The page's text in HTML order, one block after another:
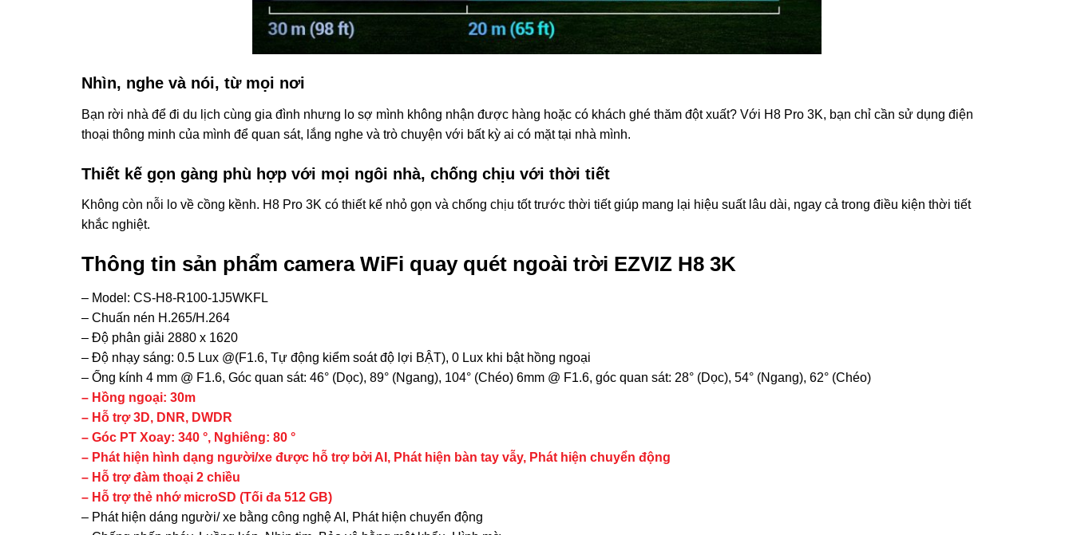
Nhìn, nghe và nói, từ mọi nơi
Bạn rời nhà để đi du lịch cùng gia đình nhưng lo sợ mình không nhận được hàng hoặc có khách ghé thăm đột xuất? Với H8 Pro 3K, bạn chỉ cần sử dụng điện
thoại thông minh của mình để quan sát, lắng nghe và trò chuyện với bất kỳ ai có mặt tại nhà mình.
Thiết kế gọn gàng phù hợp với mọi ngôi nhà, chống chịu với thời tiết
Không còn nỗi lo về cồng kềnh. H8 Pro 3K có thiết kế nhỏ gọn và chống chịu tốt trước thời tiết giúp mang lại hiệu suất lâu dài, ngay cả trong điều kiện thời tiết
khắc nghiệt.
Thông tin sản phẩm camera WiFi quay quét ngoài trời EZVIZ H8 3K
– Model: CS-H8-R100-1J5WKFL
– Chuấn nén H.265/H.264
– Độ phân giải 2880 x 1620
– Độ nhạy sáng: 0.5 Lux @(F1.6, Tự động kiểm soát độ lợi BẬT), 0 Lux khi bật hồng ngoại
– Ống kính 4 mm @ F1.6, Góc quan sát: 46° (Dọc), 89° (Ngang), 104° (Chéo) 6mm @ F1.6, góc quan sát: 28° (Dọc), 54° (Ngang), 62° (Chéo)
– Hồng ngoại: 30m
– Hỗ trợ 3D, DNR, DWDR
– Góc PT Xoay: 340 °, Nghiêng: 80 °
– Phát hiện hình dạng người/xe được hỗ trợ bởi AI, Phát hiện bàn tay vẫy, Phát hiện chuyển động
– Hỗ trợ đàm thoại 2 chiều
– Hỗ trợ thẻ nhớ microSD (Tối đa 512 GB)
– Phát hiện dáng người/ xe bằng công nghệ AI, Phát hiện chuyển động